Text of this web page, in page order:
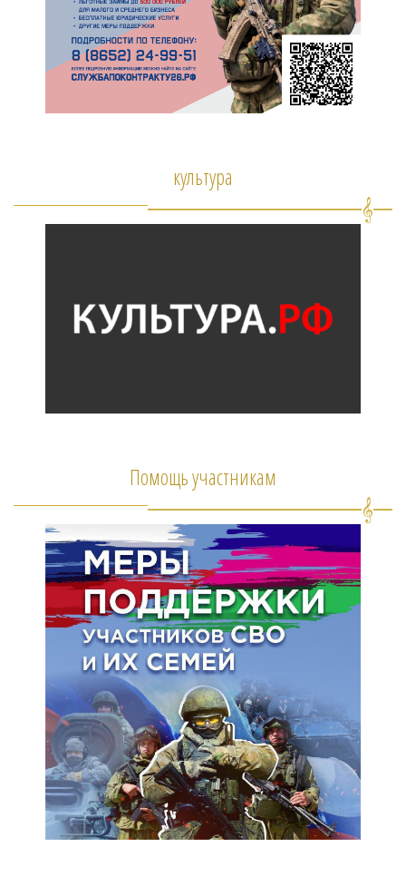
культура
Помощь участникам